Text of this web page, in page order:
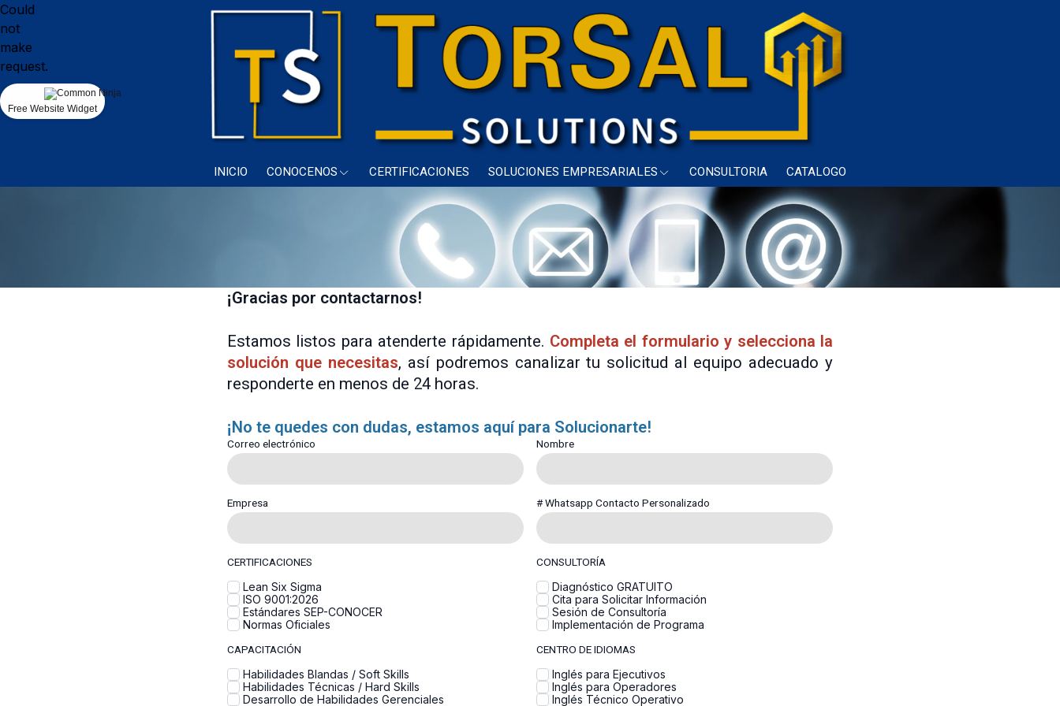
INICIO CONOCENOS CERTIFICACIONES SOLUCIONES EMPRESARIALES CONSULTORIA CATALOGO
¡Gracias por contactarnos!
Estamos listos para atenderte rápidamente. Completa el formulario y selecciona la
solución que necesitas, así podremos canalizar tu solicitud al equipo adecuado y
responderte en menos de 24 horas.
¡No te quedes con dudas, estamos aquí para Solucionarte!
Correo electrónico Nombre
Empresa # Whatsapp Contacto Personalizado
CERTIFICACIONES
Lean Six Sigma
ISO 9001:2026
Estándares SEP-CONOCER
Normas Oficiales
CONSULTORÍA
Diagnóstico GRATUITO
Cita para Solicitar Información
Sesión de Consultoría
Implementación de Programa
CAPACITACIÓN
Habilidades Blandas / Soft Skills
Habilidades Técnicas / Hard Skills
Desarrollo de Habilidades Gerenciales
CENTRO DE IDIOMAS
Inglés para Ejecutivos
Inglés para Operadores
Inglés Técnico Operativo
Could
not
make
request.
Free Website Widget